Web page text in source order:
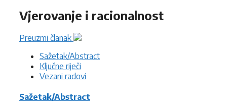
Vjerovanje i racionalnost
Preuzmi članak
Sažetak/Abstract
Ključne riječi
Vezani radovi
Sažetak/Abstract